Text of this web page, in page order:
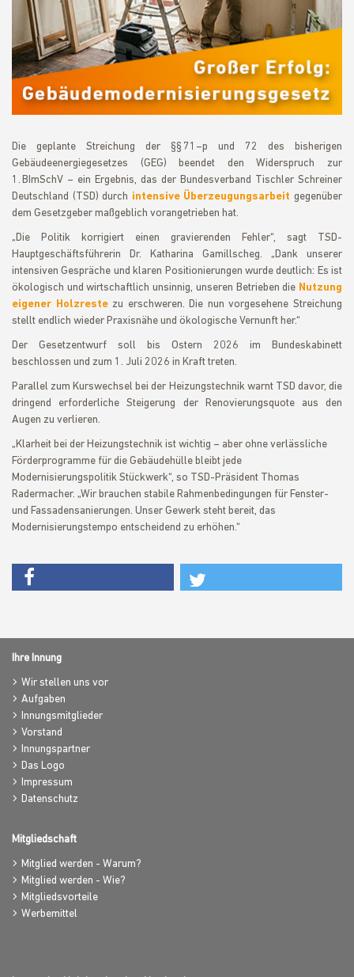
Die geplante Streichung der §§ 71–p und 72 des bisherigen
Gebäudeenergiegesetzes (GEG) beendet den Widerspruch zur
1. BImSchV – ein Ergebnis, das der Bundesverband Tischler Schreiner
Deutschland (TSD) durch intensive Überzeugungsarbeit gegenüber
dem Gesetzgeber maßgeblich vorangetrieben hat.
„Die Politik korrigiert einen gravierenden Fehler“, sagt TSD-
Hauptgeschäftsführerin Dr. Katharina Gamillscheg. „Dank unserer
intensiven Gespräche und klaren Positionierungen wurde deutlich: Es ist
ökologisch und wirtschaftlich unsinnig, unseren Betrieben die Nutzung
eigener Holzrestezu erschweren. Die nun vorgesehene Streichung
stellt endlich wieder Praxisnähe und ökologische Vernunft her.“
Der Gesetzentwurf soll bis Ostern 2026 im Bundeskabinett
beschlossen und zum 1. Juli 2026 in Kraft treten.
Parallel zum Kurswechsel bei der Heizungstechnik warnt TSD davor, die
dringend erforderliche Steigerung der Renovierungsquote aus den
Augen zu verlieren.
„Klarheit bei der Heizungstechnik ist wichtig – aber ohne verlässliche
Förderprogramme für die Gebäudehülle bleibt jede
Modernisierungspolitik Stückwerk“, so TSD-Präsident Thomas
Radermacher. „Wir brauchen stabile Rahmenbedingungen für Fenster-
und Fassadensanierungen. Unser Gewerk steht bereit, das
Modernisierungstempo entscheidend zu erhöhen.“
Ihre Innung
Wir stellen uns vor
Aufgaben
Innungsmitglieder
Vorstand
Innungspartner
Das Logo
Impressum
Datenschutz
Mitgliedschaft
Mitglied werden - Warum?
Mitglied werden - Wie?
Mitgliedsvorteile
Werbemittel